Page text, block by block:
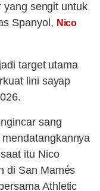
yang sengit untuk
Spanyol, Nico
target utama
lini sayap
sang
itu Nico
di San Mamés
Athletic